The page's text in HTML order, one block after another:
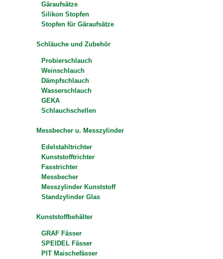
Gäraufsätze
Silikon Stopfen
Stopfen für Gäraufsätze
Schläuche und Zubehör
Probierschlauch
Weinschlauch
Dämpfschlauch
Wasserschlauch
GEKA
Schlauchschellen
Messbecher u. Messzylinder
Edelstahltrichter
Kunststofftrichter
Fasstrichter
Messbecher
Messzylinder Kunststoff
Standzylinder Glas
Kunststoffbehälter
GRAF Fässer
SPEIDEL Fässer
PIT Maischefässer